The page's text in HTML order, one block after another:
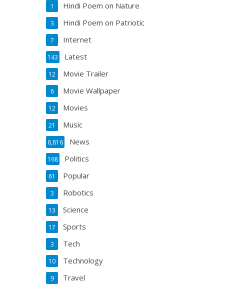
Hindi Poem on Nature
1
Hindi Poem on Patriotic
3
Internet
7
Latest
143
Movie Trailer
12
Movie Wallpaper
6
Movies
12
Music
21
News
6,816
Politics
168
Popular
61
Robotics
3
Science
13
Sports
17
Tech
3
Technology
10
Travel
9